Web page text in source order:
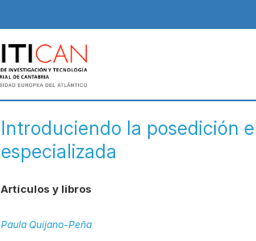
Introduciendo la posedición
especializada
Artículos y libros
Paula Quijano-Peña